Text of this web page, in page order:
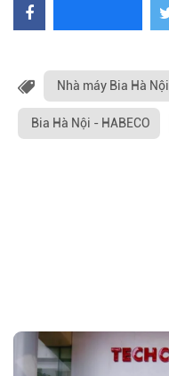
Nhà máy Bia Hà Nội
Bia Hà Nội - HABECO